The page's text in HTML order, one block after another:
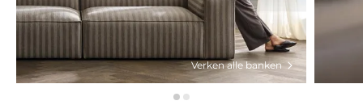
Verken alle banken